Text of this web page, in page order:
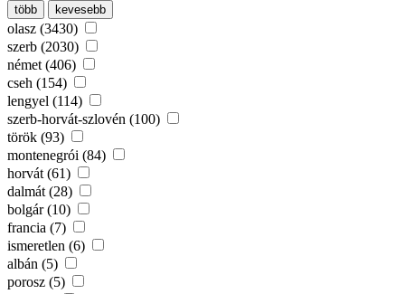
több kevesebb
olasz (3430)
szerb (2030)
német (406)
cseh (154)
lengyel (114)
szerb-horvát-szlovén (100)
török (93)
montenegrói (84)
horvát (61)
dalmát (28)
bolgár (10)
francia (7)
ismeretlen (6)
albán (5)
porosz (5)